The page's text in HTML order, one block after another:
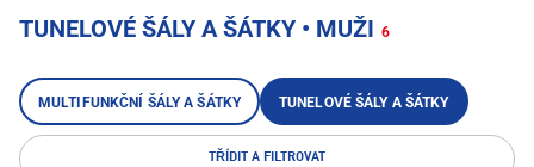
TUNELOVÉ ŠÁLY A ŠÁTKY • MUŽI 6
MULTIFUNKČNÍ ŠÁLY A ŠÁTKY TUNELOVÉ ŠÁLY A ŠÁTKY
TŘÍDIT A FILTROVAT